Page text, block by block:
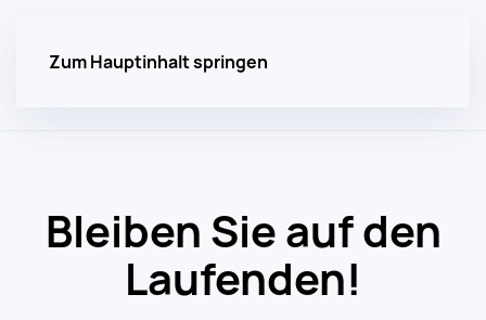
Zum Hauptinhalt springen
Bleiben Sie auf den
Laufenden!